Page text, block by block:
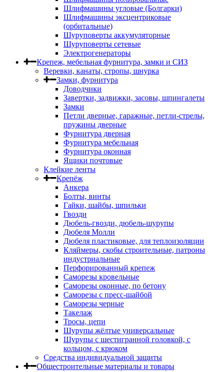
Шлифмашины угловые (Болгарки)
Шлифмашины эксцентриковые
(орбитальные)
Шуруповерты аккумуляторные
Шуруповерты сетевые
Электрогенераторы
Крепеж, мебельная фурнитура, замки и СИЗ
Веревки, канаты, стропы, шнурка
Замки, фурнитура
Доводчики
Завертки, задвижки, засовы, шпингалеты
Замки
Петли дверные, гаражные, петли-стрелы,
пружины дверные
Фурнитура дверная
Фурнитура мебельная
Фурнитура оконная
Ящики почтовые
Клейкие ленты
Крепёж
Анкера
Болты, винты
Гайки, шайбы, шпильки
Гвозди
Дюбель-гвозди, дюбель-шурупы
Дюбеля Молли
Дюбеля пластиковые, для теплоизоляции
Кляймеры, скобы строительные, патроны
индустриальные
Перфорированный крепеж
Саморезы кровельные
Саморезы оконные, по бетону
Саморезы с пресс-шайбой
Саморезы черные
Такелаж
Тросы, цепи
Шурупы жёлтые универсальные
Шурупы с шестигранной головкой, с
кольцом, с крюком
Средства индивидуальной защиты
Общестроительные материалы и товары